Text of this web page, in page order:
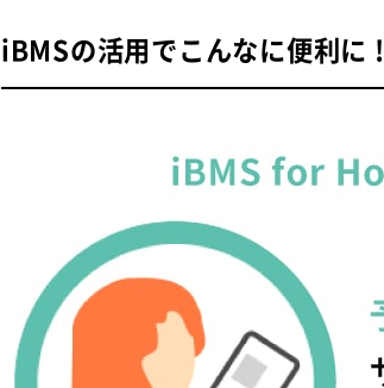
iBMSの活用でこんなに便利に !